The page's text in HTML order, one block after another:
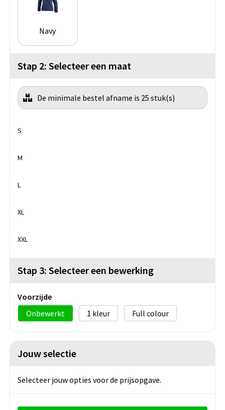
Navy
Stap 2: Selecteer een maat
De minimale bestel afname is 25 stuk(s)
S
M
L
XL
XXL
Stap 3: Selecteer een bewerking
Voorzijde
Onbewerkt
1 Full colour
Jouw selectie
Selecteer jouw opties voor de prijsopgave.